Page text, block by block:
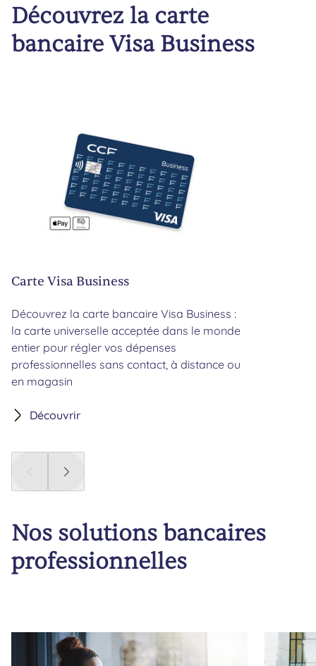
Découvrez la carte
bancaire Visa Business
Carte Visa Business
Découvrez la carte bancaire Visa Business :
la carte universelle acceptée dans le monde
entier pour régler vos dépenses
professionnelles sans contact, à distance ou
en magasin
Découvrir
Panneau précédent
Panneau suivant
Nos solutions bancaires
professionnelles